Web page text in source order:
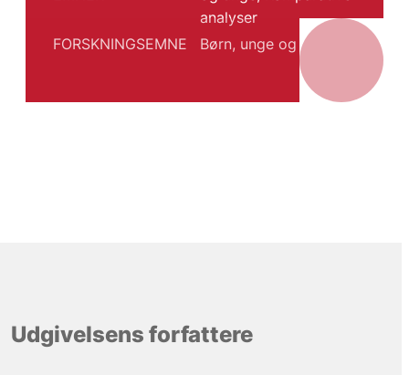
analyser
FORSKNINGSEMNE
Børn, unge og familie
Udgivelsens forfattere